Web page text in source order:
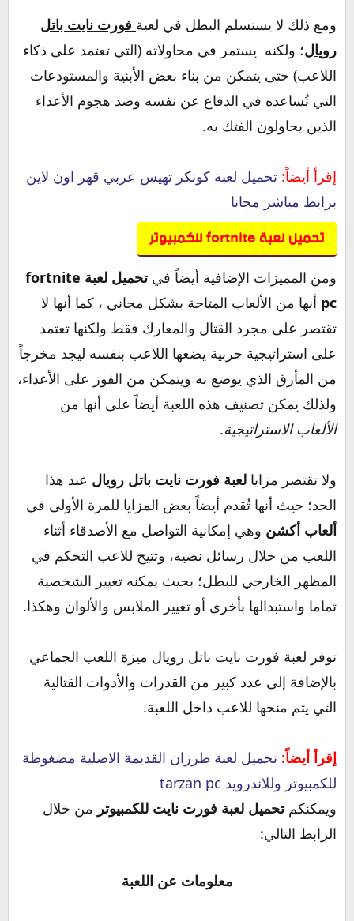
ومع ذلك لا يستسلم البطل في لعبة فورت نايت باتل
رويال؛ ولكنه يستمر في محاولاته (التي تعتمد على ذكاء
اللاعب) حتى يتمكن من بناء بعض الأبنية والمستودعات
التي تُساعده في الدفاع عن نفسه وصد هجوم الأعداء
الذين يحاولون الفتك به.
إقرأ أيضاً: تحميل لعبة كونكر تهيس عربي قهر اون لاين
برابط مباشر مجانا
تحميل لعبة fortnite للكمبيوتر
ومن المميزات الإضافية أيضاً في
تحميل لعبة fortnite
pc أنها من الألعاب المتاحة بشكل مجاني ، كما أنها لا
تقتصر على مجرد القتال والمعارك فقط ولكنها تعتمد
على استراتيجية حربية يضعها اللاعب بنفسه ليجد مخرجاً
من المأزق الذي يوضع به ويتمكن من الفوز على الأعداء،
ولذلك يمكن تصنيف هذه اللعبة أيضاً على أنها من
الألعاب الاستراتيجية.
ولا تقتصر مزايا لعبة فورت نايت باتل رويال عند هذا
الحد؛ حيث أنها تُقدم أيضاً بعض المزايا للمرة الأولى في
ألعاب أكشن وهي إمكانية التواصل مع الأصدقاء أثناء
اللعب من خلال رسائل نصية، وتتيح للاعب التحكم في
المظهر الخارجي للبطل؛ بحيث يمكنه تغيير الشخصية
تماما واستبدالها بأخرى أو تغيير الملابس والألوان وهكذا.
توفر لعبة فورت نايت باتل رويال ميزة اللعب الجماعي
بالإضافة إلى عدد كبير من القدرات والأدوات القتالية
التي يتم منحها للاعب داخل اللعبة.
إقرأ أيضاً: تحميل لعبة طرزان القديمة الاصلية مضغوطة
للكمبيوتر وللاندرويد tarzan pc
ويمكنكم تحميل لعبة فورت نايت للكمبيوتر من خلال
الرابط التالي:
معلومات عن اللعبة